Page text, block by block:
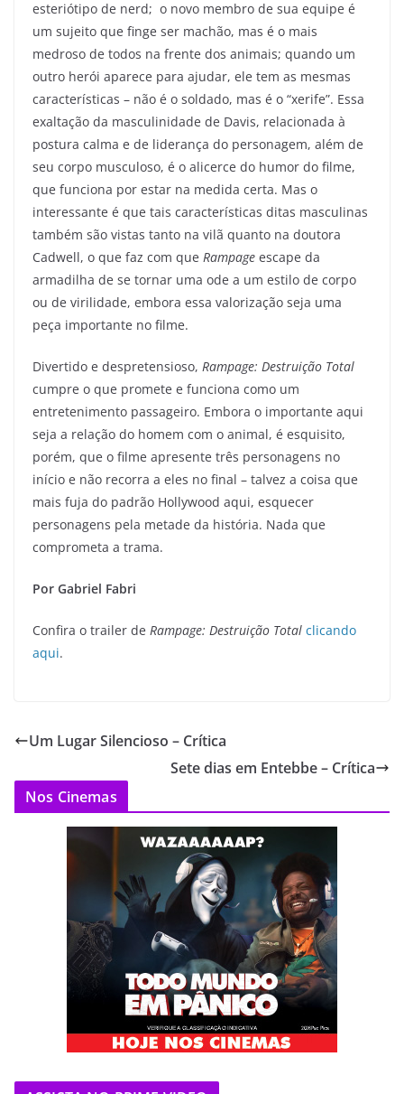
esteriótipo de nerd; o novo membro de sua equipe é
um sujeito que finge ser machão, mas é o mais
medroso de todos na frente dos animais; quando um
outro herói aparece para ajudar, ele tem as mesmas
características – não é o soldado, mas é o “xerife”. Essa
exaltação da masculinidade de Davis, relacionada à
postura calma e de liderança do personagem, além de
seu corpo musculoso, é o alicerce do humor do filme,
que funciona por estar na medida certa. Mas o
interessante é que tais características ditas masculinas
também são vistas tanto na vilã quanto na doutora
Cadwell, o que faz com que Rampage escape da
armadilha de se tornar uma ode a um estilo de corpo
ou de virilidade, embora essa valorização seja uma
peça importante no filme.
Divertido e despretensioso, Rampage: Destruição Total
cumpre o que promete e funciona como um
entretenimento passageiro. Embora o importante aqui
seja a relação do homem com o animal, é esquisito,
porém, que o filme apresente três personagens no
início e não recorra a eles no final – talvez a coisa que
mais fuja do padrão Hollywood aqui, esquecer
personagens pela metade da história. Nada que
comprometa a trama.
Por Gabriel Fabri
Confira o trailer de Rampage: Destruição Total clicando
aqui.
Um Lugar Silencioso – Crítica
Sete dias em Entebbe – Crítica
Nos Cinemas